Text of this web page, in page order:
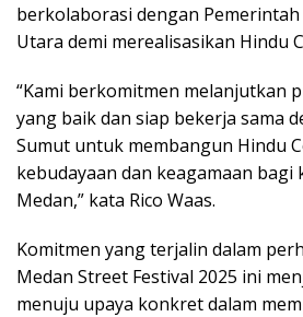
berkolaborasi dengan
Utara demi merealisasikan Hindu
“Kami berkomitmen melanjutkan
yang baik dan siap bekerja sama
Sumut untuk membangun Hindu
kebudayaan dan keagamaan bagi
Medan,” kata Rico Waas.
Komitmen yang terjalin dalam
Medan Street Festival 2025 ini
menuju upaya konkret dalam